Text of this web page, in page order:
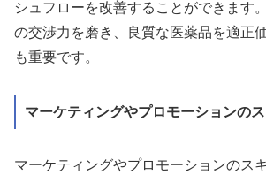
シュフローを改善することができます
の交渉力を磨き、良質な医薬品を適正
も重要です。
マーケティングやプロモーションの
マーケティングやプロモーションのス